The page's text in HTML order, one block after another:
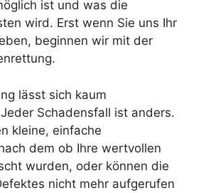
ist und was die
wird. Erst wenn Sie uns Ihr
beginnen wir mit der
lässt sich kaum
Schadensfall ist anders.
kleine, einfache
dem ob Ihre wertvollen
wurden, oder können die
nicht mehr aufgerufen